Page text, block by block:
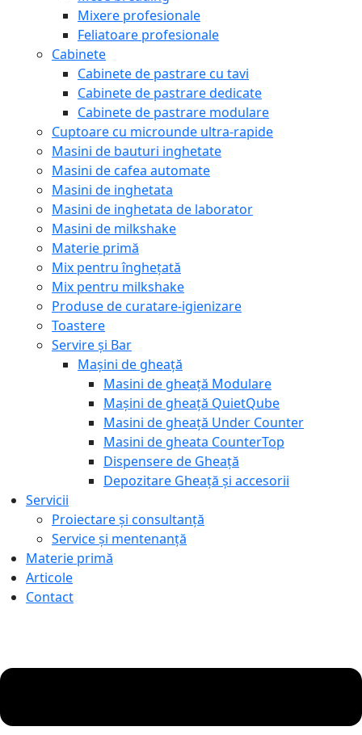
Mixere profesionale
Feliatoare profesionale
Cabinete
Cabinete de pastrare cu tavi
Cabinete de pastrare dedicate
Cabinete de pastrare modulare
Cuptoare cu microunde ultra-rapide
Masini de bauturi inghetate
Masini de cafea automate
Masini de inghetata
Masini de inghetata de laborator
Masini de milkshake
Materie primă
Mix pentru înghețată
Mix pentru milkshake
Produse de curatare-igienizare
Toastere
Servire și Bar
Mașini de gheață
Masini de gheață Modulare
Mașini de gheață QuietQube
Masini de gheață Under Counter
Masini de gheata CounterTop
Dispensere de Gheață
Depozitare Gheață și accesorii
Servicii
Proiectare și consultanță
Service și mentenanță
Materie primă
Articole
Contact